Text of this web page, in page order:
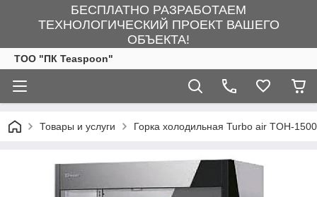
БЕСПЛАТНО РАЗРАБОТАЕМ
ТЕХНОЛОГИЧЕСКИЙ ПРОЕКТ ВАШЕГО
ОБЪЕКТА!
ТОО "ПК Teaspoon"
Товары и услуги Горка холодильная Turbo air TOH-1500